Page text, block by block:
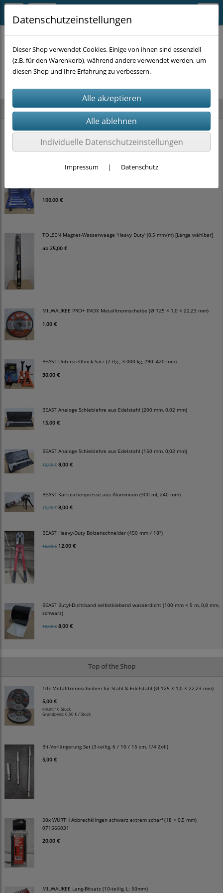
Neu im Shop
STAHLKAISER LKW Steckschlüssel-Satz 3/4" (21-tlg., 19–50 mm, 12-Kant,
CrV)
120,00 €
100,00 €
TOLSEN Magnet-Wasserwaage 'Heavy Duty' (0,5 mm/m) [Länge wählbar]
ab 25,00 €
MILWAUKEE PRO+ INOX Metalltrennscheibe (Ø 125 × 1,0 × 22,23 mm)
1,00 €
BEAST Unterstellbock-Satz (2-tlg., 3.000 kg, 290–420 mm)
30,00 €
BEAST Analoge Schieblehre aus Edelstahl (200 mm, 0,02 mm)
15,00 €
BEAST Analoge Schieblehre aus Edelstahl (150 mm, 0,02 mm)
10,00 € 8,00 €
BEAST Kartuschenpresse aus Aluminium (300 ml, 240 mm)
10,00 € 8,00 €
BEAST Heavy-Duty Bolzenschneider (450 mm / 18")
15,00 € 12,00 €
BEAST Butyl-Dichtband selbstklebend wasserdicht (100 mm × 5 m, 0,8 mm,
schwarz)
10,00 € 8,00 €
Top of the Shop
10x Metalltrennscheiben für Stahl & Edelstahl (Ø 125 × 1,0 × 22,23 mm)
5,00 €
Inhalt: 10 Stück
Grundpreis:0,50 € / Stück
Bit-Verlängerung Set (3-teilig, 6 / 10 / 15 cm, 1/4 Zoll)
5,00 €
50x WÜRTH Abbrechklingen schwarz extrem scharf (18 × 0,5 mm)
071566031
20,00 €
MILWAUKEE Lang-Bitsatz (10-teilig, L: 50mm)
Es wurden leider keine Produkte gefunden.
Datenschutzeinstellungen
Dieser Shop verwendet Cookies. Einige von ihnen sind essenziell
(z.B. für den Warenkorb), während andere verwendet werden, um
diesen Shop und Ihre Erfahrung zu verbessern.
Individuelle Datenschutzeinstellungen
Impressum | Datenschutz